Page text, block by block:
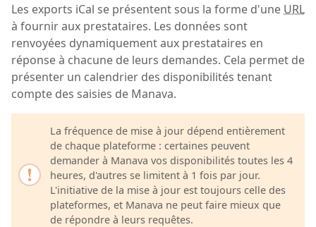
Les exports iCal se présentent sous la forme d'une URL
à fournir aux prestataires. Les données sont
renvoyées dynamiquement aux prestataires en
réponse à chacune de leurs demandes. Cela permet de
présenter un calendrier des disponibilités tenant
compte des saisies de Manava.
La fréquence de mise à jour dépend entièrement
de chaque plateforme : certaines peuvent
demander à Manava vos disponibilités toutes les 4
heures, d'autres se limitent à 1 fois par jour.
L'initiative de la mise à jour est toujours celle des
plateformes, et Manava ne peut faire mieux que
de répondre à leurs requêtes.